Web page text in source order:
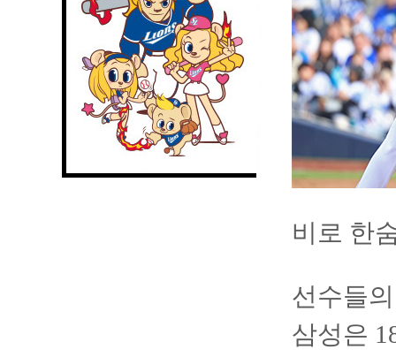
비로 한
선수들
삼성은